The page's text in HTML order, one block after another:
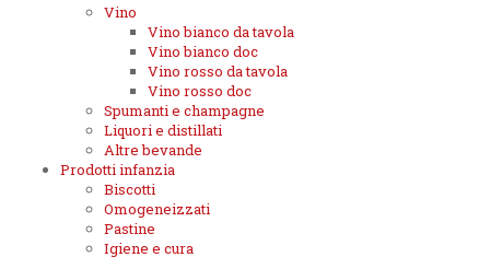
Vino
Vino bianco da tavola
Vino bianco doc
Vino rosso da tavola
Vino rosso doc
Spumanti e champagne
Liquori e distillati
Altre bevande
Prodotti infanzia
Biscotti
Omogeneizzati
Pastine
Igiene e cura